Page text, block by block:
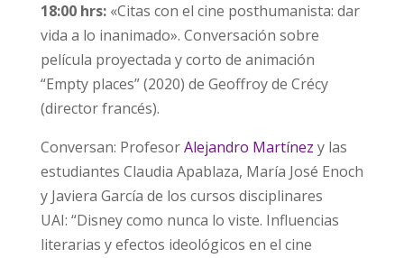
18:00 hrs: «Citas con el cine posthumanista: dar
vida a lo inanimado». Conversación sobre
película proyectada y corto de animación
“Empty places” (2020) de Geoffroy de Crécy
(director francés).
Conversan: ProfesorAlejandro Martínez y las
estudiantes Claudia Apablaza, María José Enoch
y Javiera García de los cursos disciplinares
UAI: “Disney como nunca lo viste. Influencias
literarias y efectos ideológicos en el cine